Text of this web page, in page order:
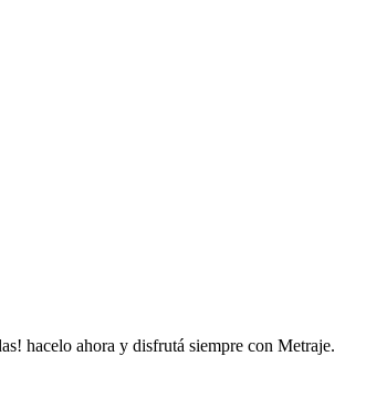
hacelo ahora y disfrutá siempre con Metraje.